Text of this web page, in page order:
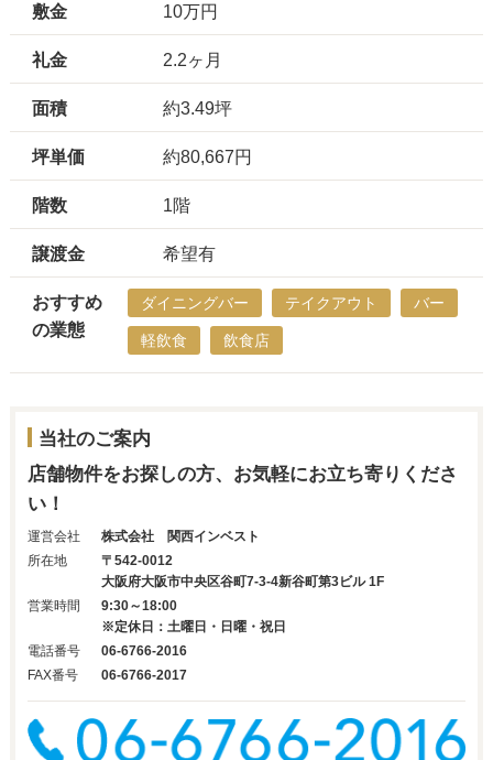
敷金 10万円
礼金 2.2ヶ月
面積 約3.49坪
坪単価 約80,667円
階数 1階
譲渡金 希望有
おすすめ
の業態
ダイニングバー テイクアウト バー
軽飲食 飲食店
当社のご案内
店舗物件をお探しの方、お気軽にお立ち寄りくださ
い！
運営会社
株式会社 関西インベスト
所在地
〒542-0012
大阪府大阪市中央区谷町7-3-4新谷町第3ビル 1F
営業時間
9:30～18:00
※定休日：土曜日・日曜・祝日
電話番号
06-6766-2016
FAX番号
06-6766-2017